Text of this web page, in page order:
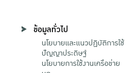
ข้อมูลทั่วไป
นโยบายและแนวปฏิบัติการใช้
ปัญญาประดิษฐ์
นโยบายการใช้งานเครือข่าย